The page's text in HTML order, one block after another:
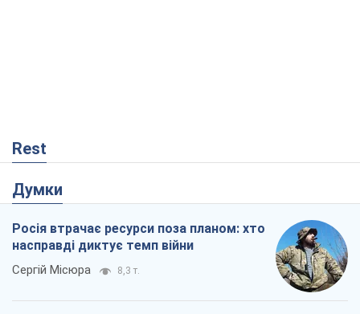
Rest
Думки
Росія втрачає ресурси поза планом: хто
насправді диктує темп війни
Сергій Місюра 8,3 т.